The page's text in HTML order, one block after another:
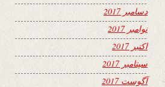
دسامبر 2017
نوامبر 2017
اکتبر 2017
سپتامبر 2017
آگوست 2017